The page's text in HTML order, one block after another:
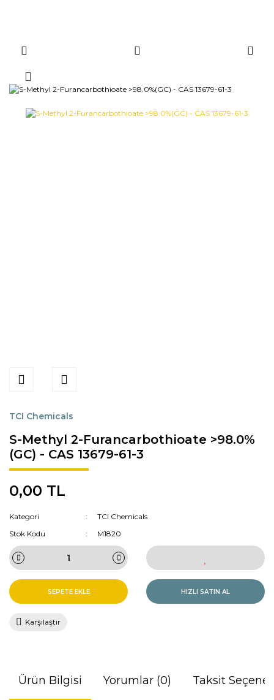
TCI Chemicals
S-Methyl 2-Furancarbothioate >98.0%
(GC) - CAS 13679-61-3
0,00 TL
Kategori
TCI Chemicals
Stok Kodu
M1820
SEPETE EKLE HIZLI SATIN AL
Karşılaştır
Ürün Bilgisi Yorumlar (0) Taksit